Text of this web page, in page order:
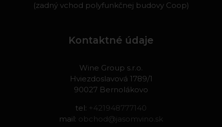
(zadný vchod polyfunkčnej budovy Coop)
Kontaktné údaje
Wine Group s.r.o.
Hviezdoslavová 1789/1
90027 Bernolákovo
tel: +421948777140
mail: obchod@jasomvino.sk